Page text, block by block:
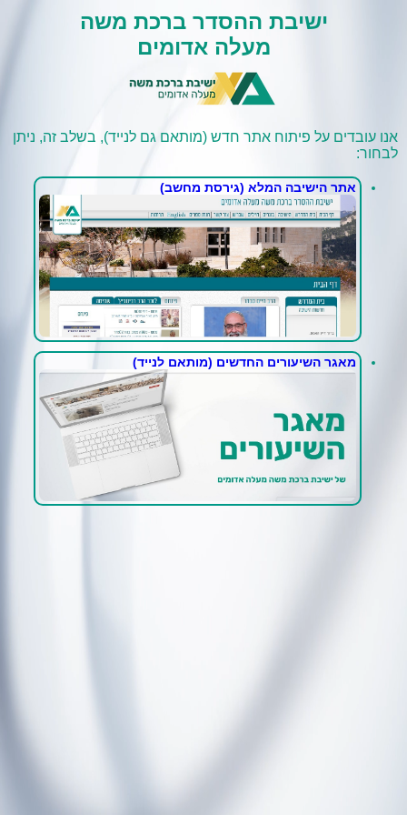
ישיבת ההסדר ברכת משה
מעלה אדומים
אנו עובדים על פיתוח אתר חדש (מותאם גם לנייד), בשלב זה, ניתן
לבחור:
אתר הישיבה המלא (גירסת מחשב)
מאגר השיעורים החדשים (מותאם לנייד)